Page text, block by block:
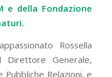
e della Fondazione
Rossella
Direttore Generale,
Relazioni, e